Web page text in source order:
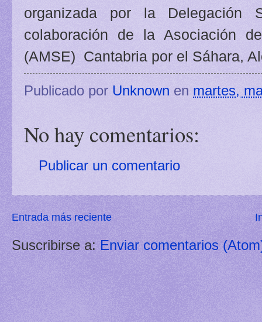
organizada por la Delegación
colaboración de la Asociación
(AMSE) Cantabria por el Sáhara,
Publicado por Unknown en martes,
No hay comentarios:
Publicar un comentario
Entrada más reciente
Suscribirse a: Enviar comentarios